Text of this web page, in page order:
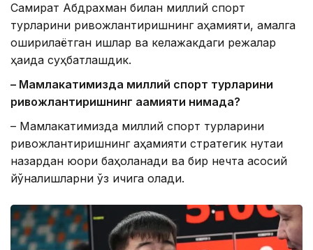
Самират Абдрахман билан миллий спорт
турларини ривожлантиришнинг аҳамияти, амалга
оширилаётган ишлар ва келажакдаги режалар
ҳақида суҳбатлашдик.
– Мамлакатимизда миллий спорт турларини
ривожлантиришнинг аҳамияти нимада?
– Мамлакатимизда миллий спорт турларини
ривожлантиришнинг аҳамияти стратегик нуқтаи
назардан юқори баҳоланади ва бир нечта асосий
йўналишларни ўз ичига олади.